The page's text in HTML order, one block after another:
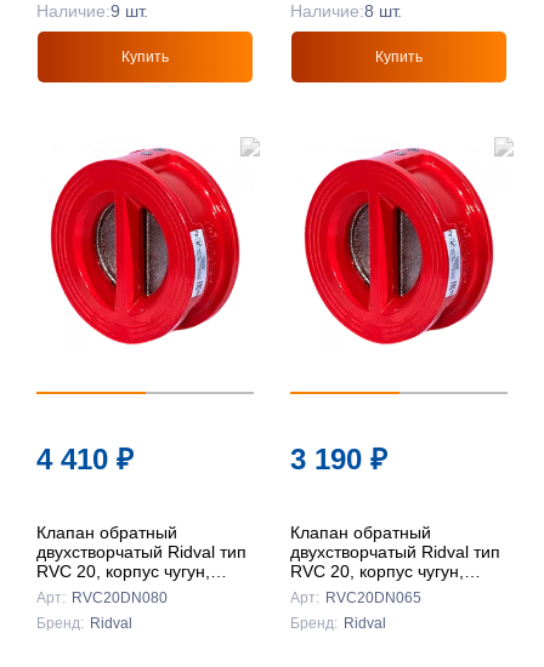
Наличие:9 шт.
Купить
Наличие:8 шт.
Купить
4 410 ₽
Клапан обратный
двухстворчатый Ridval тип
RVC 20, корпус чугун,
створки чуг DN080
КРАСНЫЙ
Арт: RVC20DN080
Бренд: Ridval
3 190 ₽
Клапан обратный
двухстворчатый Ridval тип
RVC 20, корпус чугун,
створки чуг DN065
КРАСНЫЙ
Арт: RVC20DN065
Бренд: Ridval